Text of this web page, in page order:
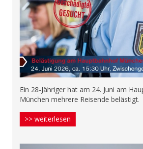
Ein 28-Jähriger hat am 24. Juni am
München mehrere Reisende belästigt.
>> weiterlesen